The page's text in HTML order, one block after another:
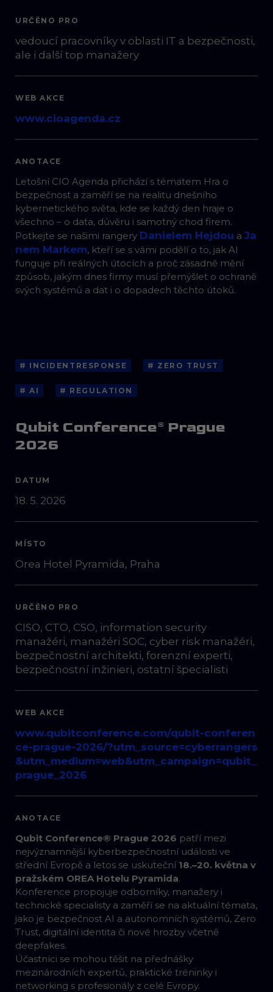
URČĚNO PRO
vedoucí pracovníky v oblasti IT a bezpečnosti,
ale i další top manažery
WEB AKCE
www.cioagenda.cz
ANOTACE
Letošní CIO Agenda přichází s tématem Hra o
bezpečnost a zaměří se na realitu dnešního
kybernetického světa, kde se každý den hraje o
všechno – o data, důvěru i samotný chod firem.
Potkejte se našimi rangery Danielem Hejdou a Ja
nem Markem, kteří se s vámi podělí o to, jak AI
funguje při reálných útocích a proč zásadně mění
způsob, jakým dnes firmy musí přemýšlet o ochraně
svých systémů a dat i o dopadech těchto útoků.
# INCIDENTRESPONSE # ZERO TRUST
# AI # REGULATION
Qubit Conference® Prague
2026
DATUM
18. 5. 2026
MÍSTO
Orea Hotel Pyramida, Praha
URČĚNO PRO
CISO, CTO, CSO, information security
manažéri​, manažéri SOC​, cyber risk manažéri​,
bezpečnostní architekti​, forenzní experti​,
bezpečnostní inžinieri​, ostatní špecialisti
WEB AKCE
www.qubitconference.com/qubit-conferen
ce-prague-2026/?utm_source=cyberrangers
&utm_medium=web&utm_campaign=qubit_
prague_2026
ANOTACE
Qubit Conference® Prague 2026 patří mezi
nejvýznamnější kyberbezpečnostní události ve
střední Evropě a letos se uskuteční 18.–20. května v
pražském OREA Hotelu Pyramida.
Konference propojuje odborníky, manažery i
technické specialisty a zaměří se na aktuální témata,
jako je bezpečnost AI a autonomních systémů, Zero
Trust, digitální identita či nové hrozby včetně
deepfakes.
Účastníci se mohou těšit na přednášky
mezinárodních expertů, praktické tréninky i
networking s profesionály z celé Evropy.